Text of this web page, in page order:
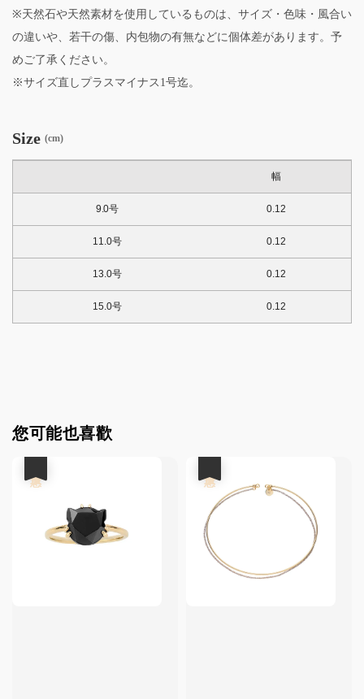
※天然石や天然素材を使用しているものは、サイズ・色味・風合い
の違いや、若干の傷、内包物の有無などに個体差があります。予
めご了承ください。
※サイズ直しプラスマイナス1号迄。
Size (cm)
幅
9.0号 0.12
11.0号 0.12
13.0号 0.12
15.0号 0.12
您可能也喜歡